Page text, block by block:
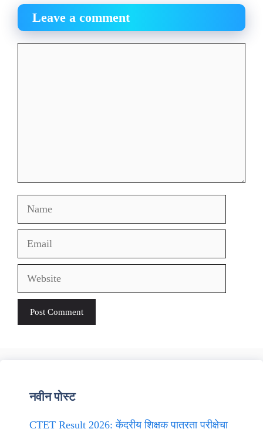
Leave a comment
Name
Email
Website
नवीन पोस्ट
CTET Result 2026: केंद्रीय शिक्षक पात्रता परीक्षेचा